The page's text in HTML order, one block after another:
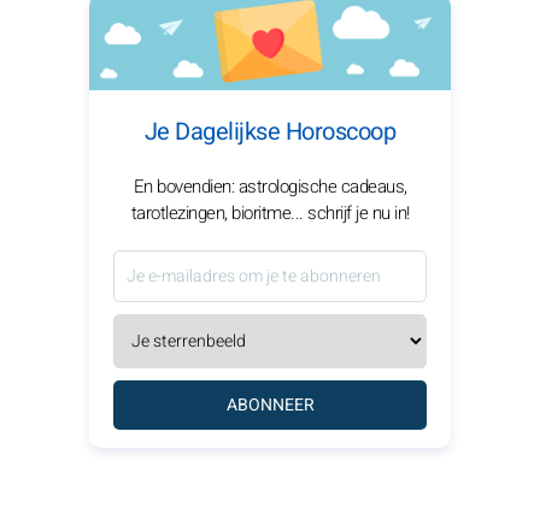
Je Dagelijkse Horoscoop
En bovendien: astrologische cadeaus,
tarotlezingen, bioritme... schrijf je nu in!
ABONNEER